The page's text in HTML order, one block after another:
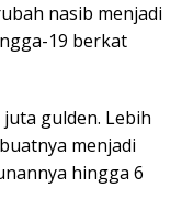
nasib menjadi
19 berkat
gulden. Lebih
menjadi
hingga 6